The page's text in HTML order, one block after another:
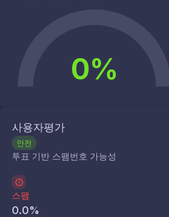
0%
사용자평가
안전
투표 기반 스팸번호 가능성
스팸
0.0%